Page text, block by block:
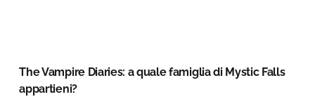
The Vampire Diaries: a quale famiglia di Mystic Falls
appartieni?